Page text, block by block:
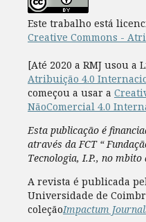
Este trabalho está
Creative Commons -
[Até 2020 a RMJ usou a
Atribuição 4.0
começou a usar a
NãoComercial 4.0
Esta publicação é
através da FCT “
Tecnologia, I.P., no
A revista é publicada
Universidade de
coleçãoImpactum